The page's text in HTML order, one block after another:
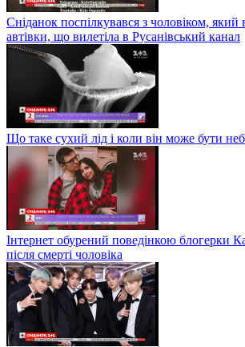
Сніданок поспілкувався з чоловіком, який
автівки, що вилетіла в Русанівський канал
Що таке сухий лід і коли він може бути
Інтернет обурений поведінкою блогерки
після смерті чоловіка